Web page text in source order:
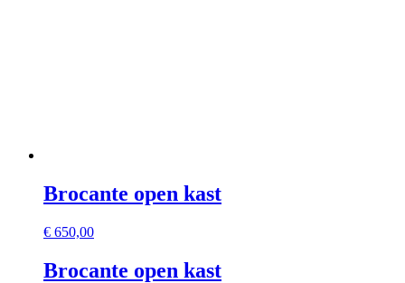
Brocante open kast
€ 650,00
Brocante open kast